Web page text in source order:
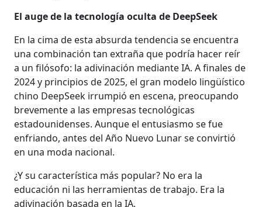
El auge de la tecnología oculta de DeepSeek
En la cima de esta absurda tendencia se encuentra
una combinación tan extraña que podría hacer reír
a un filósofo: la adivinación mediante IA. A finales de
2024 y principios de 2025, el gran modelo lingüístico
chino DeepSeek irrumpió en escena, preocupando
brevemente a las empresas tecnológicas
estadounidenses. Aunque el entusiasmo se fue
enfriando, antes del Año Nuevo Lunar se convirtió
en una moda nacional.
¿Y su característica más popular? No era la
educación ni las herramientas de trabajo. Era la
adivinación basada en la IA.